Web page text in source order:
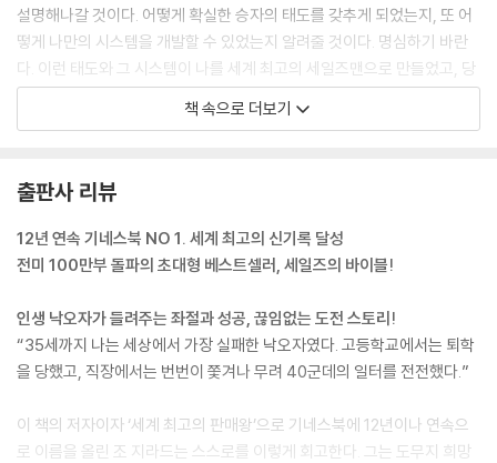
설명해나갈 것이다. 어떻게 확실한 승자의 태도를 갖추게 되었는지, 또 어
떻게 나만의 시스템을 개발할 수 있었는지 알려줄 것이다. 명심하기 바란
다. 이런 태도와 그 시스템이 나를 세계 최고의 세일즈맨으로 만들었고, 당
신도 나처럼 될 수 있다는 사실을 말이다.
가지고 있을지 몰라도 나는 그렇지 않았다. 나는 스스로를 세일즈맨으로
만들어갔을 뿐이다. 그리고 내가 형편없는 처지에서 출발해서 훌륭한 세일
즈맨이 되었다면 어떤 누구라도 그렇게 할 수 있다.
아침이 되자 경찰들은 나를 데리고 우리가 털었던 술집주인을 만나러 갔
다. 그 주인은 나를 기억하면서 왜 그런 짓을 했느냐고 물었다. 나는 ‘나도
모르겠다’고 말하면서 내가 훔친 돈을 물어주겠다고 했다. 나의 제의를 받
아들인 그가 처벌을 고집하지 않았기에 나는 유치장에서 풀려나올 수 있었
다. 나는 그 지옥 같은 곳에서 풀려나올 수만 있다면 무슨 일이든 할 수 있
을 것만 같았다.
책 속으로 더보기
출판사 리뷰
12년 연속 기네스북 NO 1. 세계 최고의 신기록 달성
전미 100만부 돌파의 초대형 베스트셀러, 세일즈의 바이블!
인생 낙오자가 들려주는 좌절과 성공, 끊임없는 도전 스토리!
“35세까지 나는 세상에서 가장 실패한 낙오자였다. 고등학교에서는 퇴학
을 당했고, 직장에서는 번번이 쫓겨나 무려 40군데의 일터를 전전했다.”
이 책의 저자이자 ‘세계 최고의 판매왕’으로 기네스북에 12년이나 연속으
로 이름을 올린 조 지라드는 스스로를 이렇게 회고한다. 그는 도무지 희망